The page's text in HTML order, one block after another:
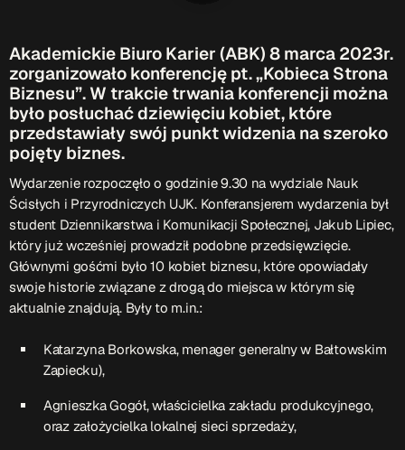
O nas keyboard_arrow_down
EKIPA
Rekrutacja Fraszka
Podcasty
Przydatne linki
Strona UJK
Klub WSPAK
Wirtualna Uczelnia
Punkt Interwencji Kryzysowej
Przydatne informacje
Akademickie Biuro Karier (ABK) 8 marca 2023r.
zorganizowało konferencję pt. „Kobieca Strona
Biznesu”. W trakcie trwania konferencji można
było posłuchać dziewięciu kobiet, które
przedstawiały swój punkt widzenia na szeroko
pojęty biznes.
Wydarzenie rozpoczęło o godzinie 9.30 na wydziale Nauk
Ścisłych i Przyrodniczych UJK. Konferansjerem wydarzenia był
student Dziennikarstwa i Komunikacji Społecznej, Jakub Lipiec,
który już wcześniej prowadził podobne przedsięwzięcie.
Głównymi gośćmi było 10 kobiet biznesu, które opowiadały
swoje historie związane z drogą do miejsca w którym się
aktualnie znajdują. Były to m.in.:
Katarzyna Borkowska, menager generalny w Bałtowskim
Zapiecku),
Agnieszka Gogół, właścicielka zakładu produkcyjnego,
oraz założycielka lokalnej sieci sprzedaży,